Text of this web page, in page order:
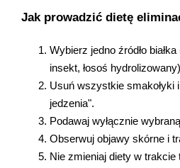
Jak prowadzić dietę
Wybierz jedno źródło
insekt, łosoś
Usuń wszystkie smakołyki
jedzenia".
Podawaj wyłącznie
Obserwuj objawy skórne i
Nie zmieniaj diety w trakcie